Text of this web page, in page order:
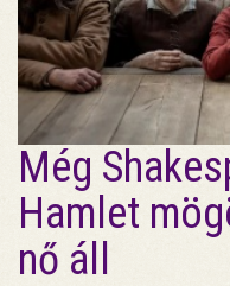
Még
Hamlet
nő áll